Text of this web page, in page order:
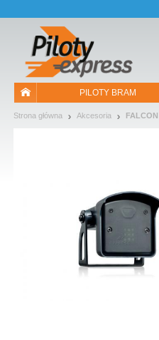
PILOTY BRAM
Strona główna Akcesoria FALCON